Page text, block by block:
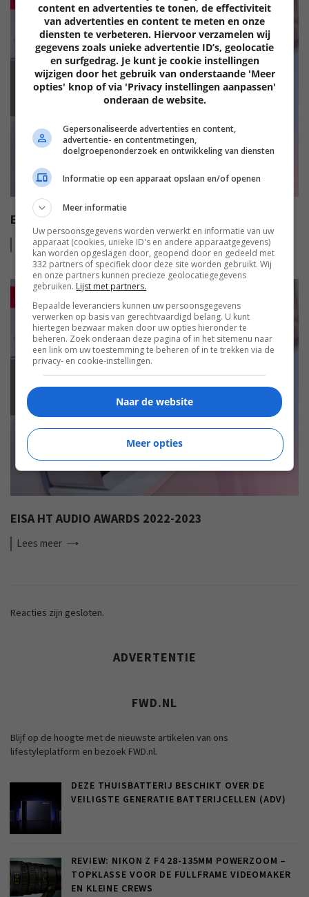
EISA HT VIDEO AWARDS 2022-2023
Leesmeer
EISA HT AUDIO AWARDS 2022-2023
Lees meer
Reacties zijn gesloten.
ADVERTENTIE
FWD.NL
Blijf op de hoogte met de nieuwste artikelen van ons
lifestyleplatform en bezoek FWD.nl.
DEZE THUISBATTERIJ BESCHIKT OVER DE
VEILIGSTE GENERATIE BATTERIJCELLEN (ADV)
REVIEW: NIKON Z F4 28-135MM POWERZOOM –
TOPKLASSE VOOR DE FULLFRAME VIDEOMAKER
EN KLEINE CREWS
content en advertenties te tonen, de effectiviteit
van advertenties en content te meten en onze
diensten te verbeteren. Hiervoor verzamelen wij
gegevens zoals unieke advertentie ID’s, geolocatie
en surfgedrag. Je kunt je cookie instellingen
wijzigen door het gebruik van onderstaande 'Meer
opties' knop of via 'Privacy instellingen aanpassen'
onderaan de website.
Gepersonaliseerde advertenties en content,
advertentie- en contentmetingen,
doelgroepenonderzoek en ontwikkeling van diensten
Informatie op een apparaat opslaan en/of openen
Meer informatie
Uw persoonsgegevens worden verwerkt en informatie van uw
apparaat (cookies, unieke ID's en andere apparaatgegevens)
kan worden opgeslagen door, geopend door en gedeeld met
332 partners of specifiek door deze site worden gebruikt. Wij
en onze partners kunnen precieze geolocatiegegevens
gebruiken. Lijst met partners.
Bepaalde leveranciers kunnen uw persoonsgegevens
verwerken op basis van gerechtvaardigd belang. U kunt
hiertegen bezwaar maken door uw opties hieronder te
beheren. Zoek onderaan deze pagina of in het sitemenu naar
een link om uw toestemming te beheren of in te trekken via de
privacy- en cookie-instellingen.
Naar de website
Meer opties